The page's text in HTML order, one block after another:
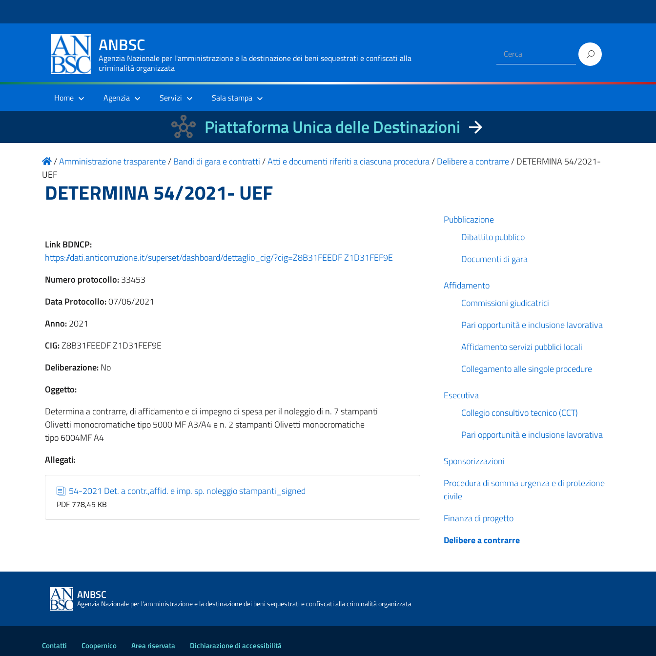
ANBSC
Agenzia Nazionale per l'amministrazione e la destinazione dei beni sequestrati e confiscati alla
criminalità organizzata
Home Agenzia Servizi Sala stampa
Piattaforma Unica delle Destinazioni
/Amministrazione trasparente/Bandi di gara e contratti/Atti e documenti riferiti a ciascuna procedura/Delibere a contrarre/DETERMINA 54/2021-
UEF
DETERMINA 54/2021- UEF
LinkBDNCP:
https://dati.anticorruzione.it/superset/dashboard/dettaglio_cig/?cig=Z8B31FEEDF Z1D31FEF9E
Numero protocollo:33453
Data Protocollo:07/06/2021
Anno:2021
CIG:Z8B31FEEDF Z1D31FEF9E
Deliberazione:No
Oggetto:
Determina a contrarre, di affidamento e di impegno di spesa per il noleggio di n. 7 stampanti
Olivetti monocromatiche tipo 5000 MF A3/A4 e n. 2 stampanti Olivetti monocromatiche
tipo 6004MF A4
Allegati:
54-2021 Det. a contr.,affid. e imp. sp. noleggio stampanti_signed
PDF 778,45 KB
Pubblicazione
Dibattito pubblico
Documenti di gara
Affidamento
Commissioni giudicatrici
Pari opportunità e inclusione lavorativa
Affidamento servizi pubblici locali
Collegamento alle singole procedure
Esecutiva
Collegio consultivo tecnico (CCT)
Pari opportunità e inclusione lavorativa
Sponsorizzazioni
Procedura di somma urgenza e di protezione
civile
Finanza di progetto
Delibere a contrarre
ANBSC
Agenzia Nazionale per l'amministrazione e la destinazione dei beni sequestrati e confiscati alla criminalità organizzata
Contatti Coopernico Area riservata Dichiarazione di accessibilità